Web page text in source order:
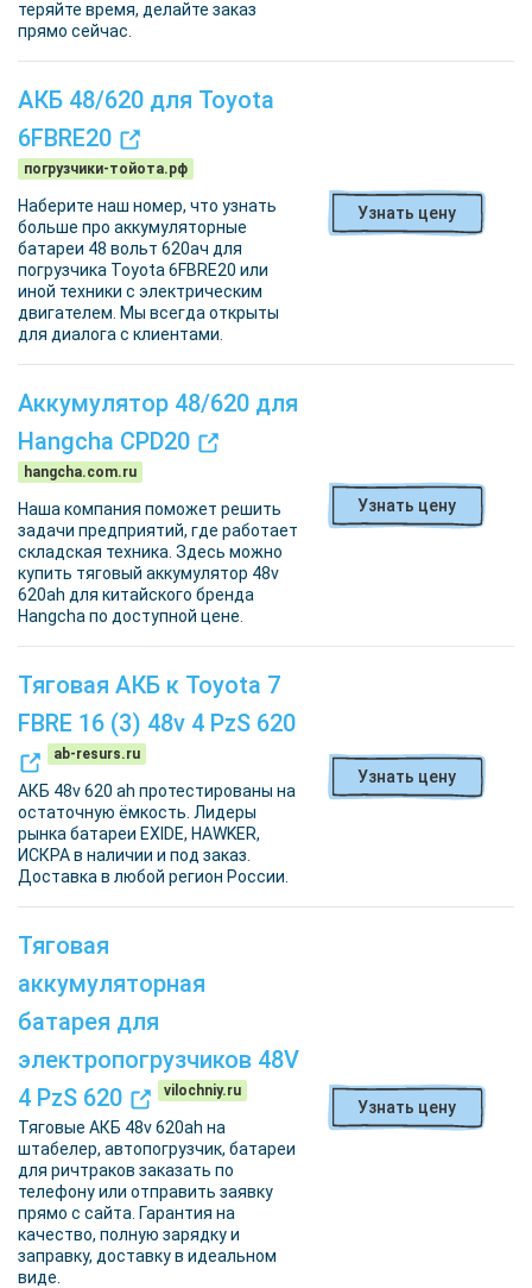
теряйте время, делайте заказ
прямо сейчас.
АКБ 48/620 для Toyota
6FBRE20
погрузчики-тойота.рф
Наберите наш номер, что узнать
больше про аккумуляторные
батареи 48 вольт 620ач для
погрузчика Toyota 6FBRE20 или
иной техники с электрическим
двигателем. Мы всегда открыты
для диалога с клиентами.
Узнать цену
Аккумулятор 48/620 для
Hangcha CPD20
hangcha.com.ru
Наша компания поможет решить
задачи предприятий, где работает
складская техника. Здесь можно
купить тяговый аккумулятор 48v
620ah для китайского бренда
Hangcha по доступной цене.
Узнать цену
Тяговая АКБ к Toyota 7
FBRE 16 (3) 48v 4 PzS 620
ab-resurs.ru
АКБ 48v 620 ah протестированы на
остаточную ёмкость. Лидеры
рынка батареи EXIDE, HAWKER,
ИСКРА в наличии и под заказ.
Доставка в любой регион России.
Узнать цену
Тяговая
аккумуляторная
батарея для
электропогрузчиков 48V
4 PzS 620
vilochniy.ru
Тяговые АКБ 48v 620ah на
штабелер, автопогрузчик, батареи
для ричтраков заказать по
телефону или отправить заявку
прямо с сайта. Гарантия на
качество, полную зарядку и
заправку, доставку в идеальном
виде.
Узнать цену